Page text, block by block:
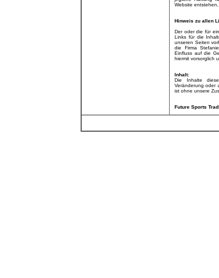
Website
Hinweis zu allen
Der oder die für
Links für die
unseren Seiten
die Firma
Einfluss auf die
hiermit vorsorglich
Inhalt:
Die Inhalte
Veränderung oder
ist ohne unsere
Future Sports